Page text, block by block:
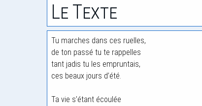
Le Texte
Tu marches dans ces ruelles,
de ton passé tu te rappelles
tant jadis tu les empruntais,
ces beaux jours d’été.
Ta vie s’étant écoulée